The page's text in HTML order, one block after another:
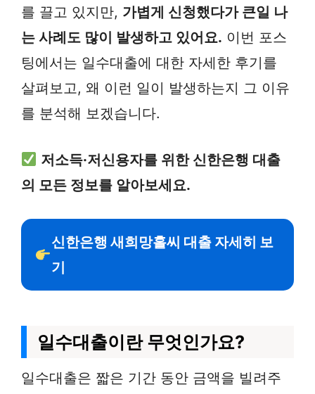
를 끌고 있지만, 가볍게 신청했다가 큰일 나
는 사례도 많이 발생하고 있어요. 이번 포스
팅에서는 일수대출에 대한 자세한 후기를
살펴보고, 왜 이런 일이 발생하는지 그 이유
를 분석해 보겠습니다.
저소득·저신용자를 위한 신한은행 대출
의 모든 정보를 알아보세요.
신한은행 새희망홀씨 대출 자세히 보
기
일수대출이란 무엇인가요?
일수대출은 짧은 기간 동안 금액을 빌려주